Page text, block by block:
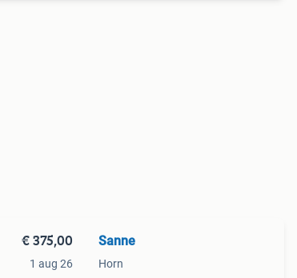
€ 375,00
1 aug 26
Sanne
Horn